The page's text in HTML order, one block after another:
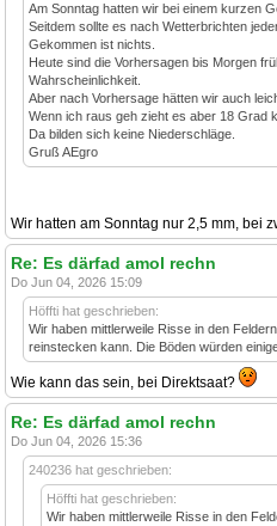
Am Sonntag hatten wir bei einem kurzen
Seitdem sollte es nach Wetterbrichten
Gekommen ist nichts.
Heute sind die Vorhersagen bis Morgen
Wahrscheinlichkeit.
Aber nach Vorhersage hätten wir auch
Wenn ich raus geh zieht es aber 18 Grad
Da bilden sich keine Niederschläge.
Gruß AEgro
Wir hatten am Sonntag nur 2,5 mm, bei
Re: Es därfad amol rechn
Do Jun 04, 2026 15:09
Höffti hat geschrieben:
Wir haben mittlerweile Risse in den
reinstecken kann. Die Böden würden
Wie kann das sein, bei Direktsaat?
Re: Es därfad amol rechn
Do Jun 04, 2026 15:36
240236 hat geschrieben:
Höffti hat geschrieben:
Wir haben mittlerweile Risse in den